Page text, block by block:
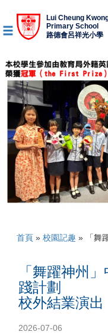
Lui Cheung
Primary School
路德會呂祥光小學
首頁» 校園記趣 » 「舞
「舞躍神州
踐計劃
校外結業演出
2026-07-06